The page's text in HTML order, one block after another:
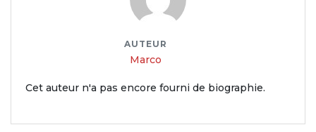
AUTEUR
Marco
Cet auteur n'a pas encore fourni de biographie.